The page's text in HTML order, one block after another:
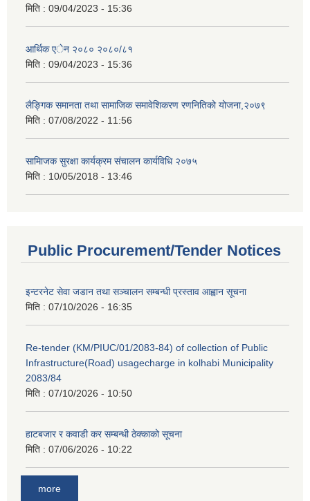
मिति : 09/04/2023 - 15:36
आर्थिक एेन २०८० २०८०/८१
मिति : 09/04/2023 - 15:36
लैङ्गिक समानता तथा सामाजिक समावेशिकरण रणनितिको योजना,२०७९
मिति : 07/08/2022 - 11:56
सामािजक सुरक्षा कार्यक्रम संचालन कार्यविधि २०७५
मिति : 10/05/2018 - 13:46
Public Procurement/Tender Notices
इन्टरनेट सेवा जडान तथा सञ्चालन सम्बन्धी प्रस्ताव आह्वान सूचना
मिति : 07/10/2026 - 16:35
Re-tender (KM/PIUC/01/2083-84) of collection of Public
Infrastructure(Road) usagecharge in kolhabi Municipality
2083/84
मिति : 07/10/2026 - 10:50
हाटबजार र कवाडी कर सम्बन्धी ठेक्काको सूचना
मिति : 07/06/2026 - 10:22
more